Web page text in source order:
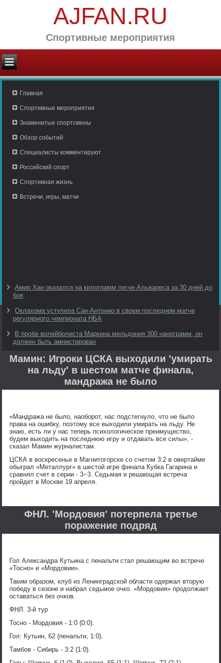
AJFAN.RU
Спортивные мероприятия
Главная
Спортивные мероприятия
Знаменитые спортсмены
Обзор событий
Специалисты комментируют
Российский спорт
Спортивная жизнь
Встречи, игры, матчи
Амир Хан оказался на килограмм легче Альвареса за 30 дней до
боя
Оклахома уступила Сан-Антонио в своем последнем матче
регулярного чемпионата НБА
В пробе волейболиста Маркина мельдония 300 нанограмм, он
должен быть амнистирован
Мамин: Игроки ЦСКА выходили 'умирать
на льду' в шестом матче финала,
мандража не было
«Мандража не было, наоборот, нас подстегнуло, что не было
права на ошибку, поэтому все выходили умирать на льду. Не
знаю, есть ли у нас теперь психологическое преимущество,
будем выходить на последнюю игру и отдавать все силы», -
сказал Мамин журналистам.
ЦСКА в воскресенье в Магнитогорске со счетом 3:2 в овертайме
обыграл «Металлург» в шестой игре финала Кубка Гагарина и
сравнял счет в серии - 3−3. Седьмая и решающая встреча
пройдет в Москве 19 апреля.
ФНЛ. 'Мордовия' потерпела третье
поражение подряд
Гол Александра Кутьина с пенальти стал решающим во встрече
«Тосно» и «Мордовии».
Таким образом, клуб из Ленинградской области одержал вторую
победу в сезоне и набрал седьмое очко. «Мордовия» продолжает
оставаться без очков.
ФНЛ. 3-й тур
Тосно - Мордовия - 1:0 (0:0).
Гол: Кутьин, 62 (пенальти, 1:0).
Тамбов - Сибирь - 3:2 (1:0).